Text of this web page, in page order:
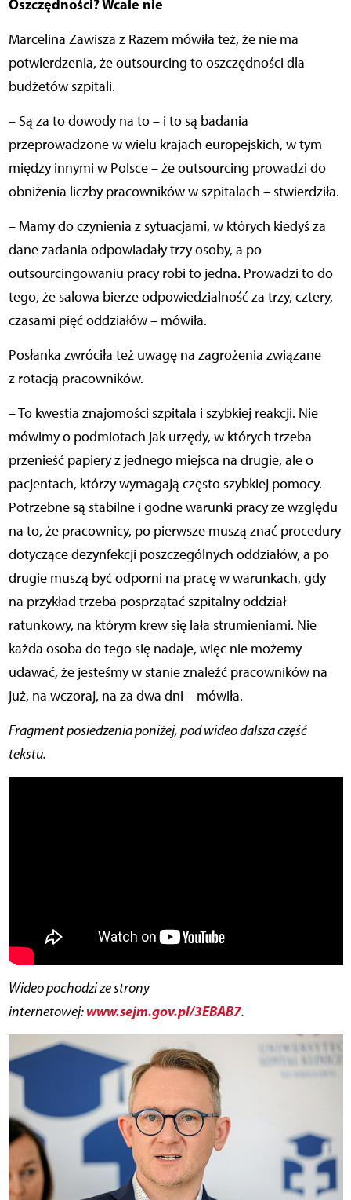
Oszczędności? Wcale nie
Marcelina Zawisza z Razem mówiła też, że nie ma
potwierdzenia, że outsourcing to oszczędności dla
budżetów szpitali.
– Są za to dowody na to – i to są badania
przeprowadzone w wielu krajach europejskich, w tym
między innymi w Polsce – że outsourcing prowadzi do
obniżenia liczby pracowników w szpitalach – stwierdziła.
– Mamy do czynienia z sytuacjami, w których kiedyś za
dane zadania odpowiadały trzy osoby, a po
outsourcingowaniu pracy robi to jedna. Prowadzi to do
tego, że salowa bierze odpowiedzialność za trzy, cztery,
czasami pięć oddziałów – mówiła.
Posłanka zwróciła też uwagę na zagrożenia związane
z rotacją pracowników.
– To kwestia znajomości szpitala i szybkiej reakcji. Nie
mówimy o podmiotach jak urzędy, w których trzeba
przenieść papiery z jednego miejsca na drugie, ale o
pacjentach, którzy wymagają często szybkiej pomocy.
Potrzebne są stabilne i godne warunki pracy ze względu
na to, że pracownicy, po pierwsze muszą znać procedury
dotyczące dezynfekcji poszczególnych oddziałów, a po
drugie muszą być odporni na pracę w warunkach, gdy
na przykład trzeba posprzątać szpitalny oddział
ratunkowy, na którym krew się lała strumieniami. Nie
każda osoba do tego się nadaje, więc nie możemy
udawać, że jesteśmy w stanie znaleźć pracowników na
już, na wczoraj, na za dwa dni – mówiła.
Fragment posiedzenia poniżej, pod wideo dalsza część
tekstu.
Wideo pochodzi ze strony
internetowej:www.sejm.gov.pl/3EBAB7.